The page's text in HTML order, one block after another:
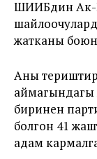
ШИИБдин Ак-
жатканы
Аны
аймагындагы
биринен
болгон 41
адам